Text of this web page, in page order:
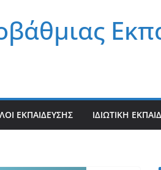
ΕΚΠΑΊΔΕΥΣΗΣ ΙΔΙΩΤΙΚΉ